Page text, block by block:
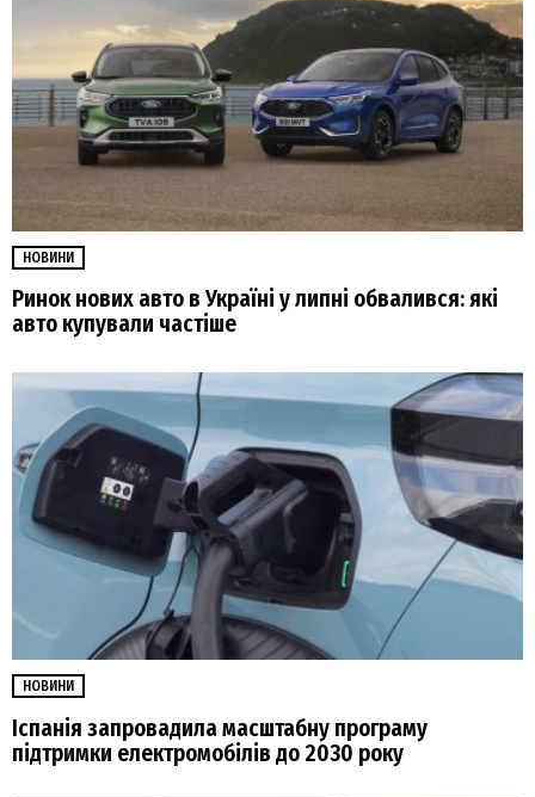
НОВИНИ
Ринок нових авто в Україні у липні обвалився: які
авто купували частіше
НОВИНИ
Іспанія запровадила масштабну програму
підтримки електромобілів до 2030 року